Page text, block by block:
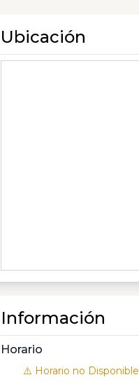
Ubicación
Información
Horario
⚠️ Horario no Disponible